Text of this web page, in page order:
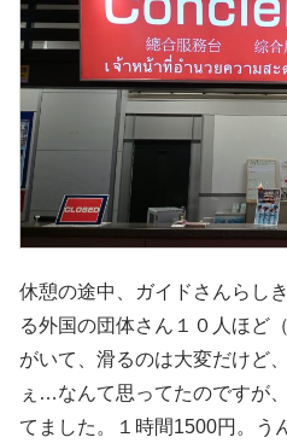
休憩の途中、ガイドさんらし
る外国の団体さん１０人ほど
がいて、滑るのは大変だけど
ぇ…なんて思ってたのですが
てました。１時間1500円。う